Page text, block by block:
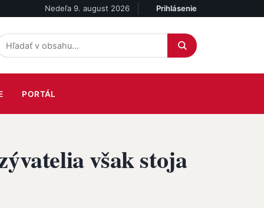
Nedeľa 9. august 2026 Účet
Prihlásenie
PORTÁL
však stoja